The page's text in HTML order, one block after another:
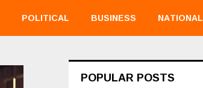
POLITICAL BUSINESS NATIONAL
POPULAR POSTS